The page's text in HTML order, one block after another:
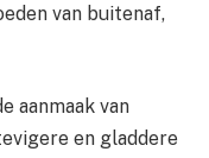
van buitenaf,
aanmaak van
en gladdere